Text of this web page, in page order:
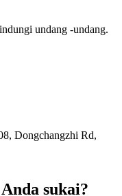
undang -undang.
Dongchangzhi Rd,
sukai?